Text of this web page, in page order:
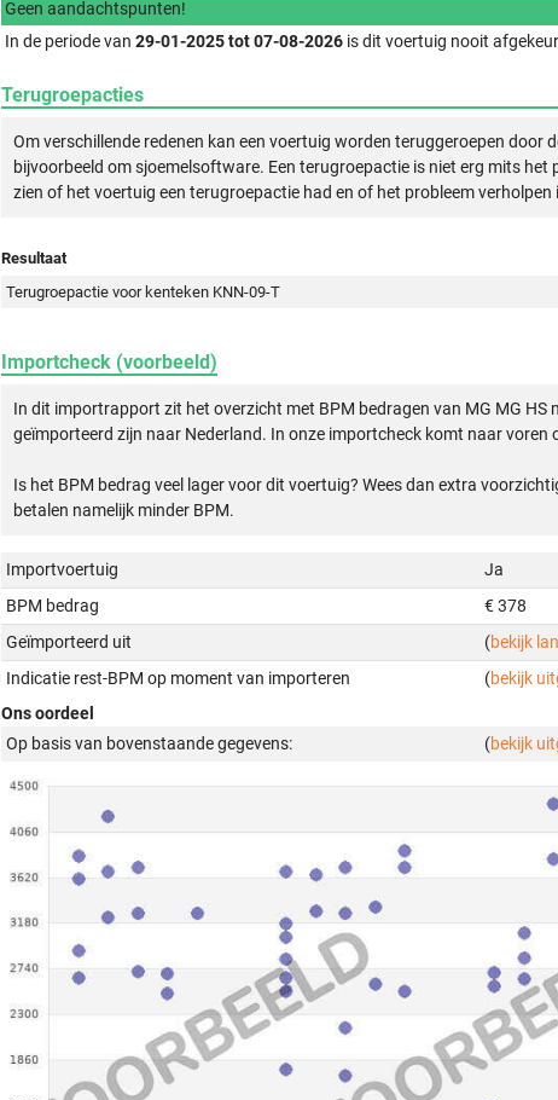
Geen aandachtspunten!
In de periode van 29-01-2025 tot 07-08-2026 is dit voertuig nooit
Terugroepacties
Om verschillende redenen kan een voertuig worden teruggeroepen door
bijvoorbeeld om sjoemelsoftware. Een terugroepactie is niet erg mits het
zien of het voertuig een terugroepactie had en of het probleem verholpen
Resultaat
Terugroepactie voor kenteken KNN-09-T
Importcheck (voorbeeld)
In dit importrapport zit het overzicht met BPM bedragen van MG MG HS
geïmporteerd zijn naar Nederland. In onze importcheck komt naar voren
Is het BPM bedrag veel lager voor dit voertuig? Wees dan extra
betalen namelijk minder BPM.
Importvoertuig
Ja
BPM bedrag
€ 378
Geïmporteerd uit
(bekijk
Indicatie rest-BPM op moment van importeren
(bekijk
Ons oordeel
Op basis van bovenstaande gegevens:
(bekijk